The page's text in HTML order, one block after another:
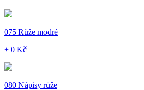
075 Růže modré
+ 0 Kč
080 Nápisy růže